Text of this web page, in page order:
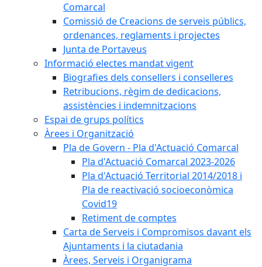
Comarcal
Comissió de Creacions de serveis públics,
ordenances, reglaments i projectes
Junta de Portaveus
Informació electes mandat vigent
Biografies dels consellers i conselleres
Retribucions, règim de dedicacions,
assistències i indemnitzacions
Espai de grups polítics
Àrees i Organització
Pla de Govern - Pla d'Actuació Comarcal
Pla d'Actuació Comarcal 2023-2026
Pla d'Actuació Territorial 2014/2018 i
Pla de reactivació socioeconòmica
Covid19
Retiment de comptes
Carta de Serveis i Compromisos davant els
Ajuntaments i la ciutadania
Àrees, Serveis i Organigrama